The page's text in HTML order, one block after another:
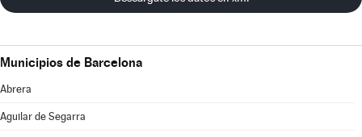
Municipios de Barcelona
Abrera
Aguilar de Segarra